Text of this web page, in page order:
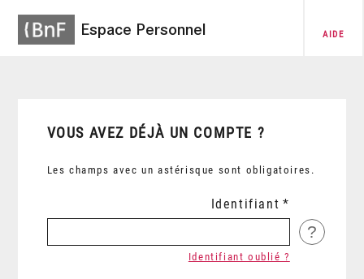
Espace Personnel AIDE
VOUS AVEZ DÉJÀ UN COMPTE ?
Les champs avec un astérisque sont obligatoires.
Identifiant
?
Identifiant oublié ?